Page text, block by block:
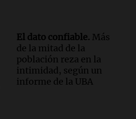
El dato confiable. Más
de la mitad de la
población reza en la
intimidad, según un
informe de la UBA